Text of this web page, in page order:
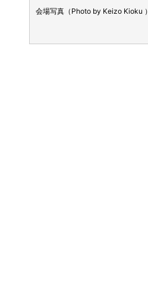
会場写真（Photo by Keizo Kioku ）